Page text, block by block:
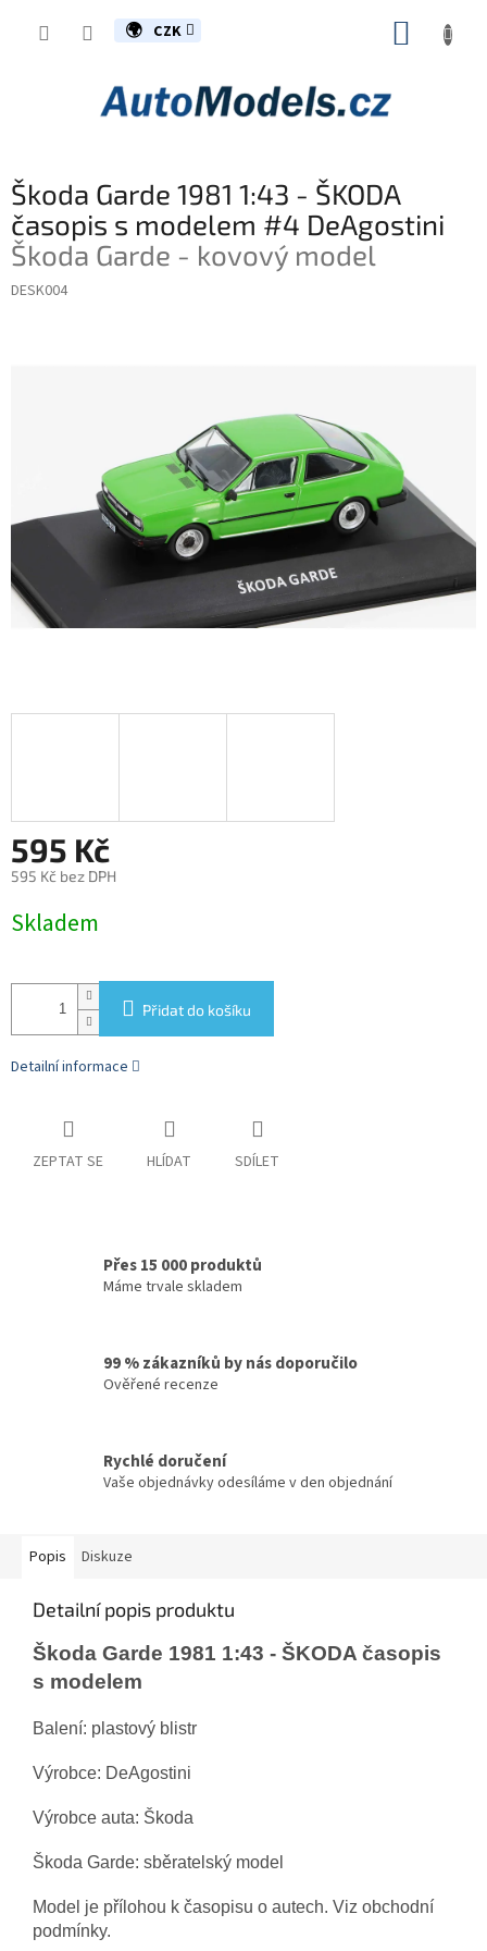
CZK
Škoda Garde 1981 1:43 - ŠKODA
časopis s modelem #4 DeAgostini
Škoda Garde - kovový model
DESK004
595 Kč
595 Kč bez DPH
cena:
Skladem
Přidat do košíku
Detailní informace
ZEPTAT SE HLÍDAT SDÍLET
Přes 15 000 produktů
Máme trvale skladem
99 % zákazníků by nás doporučilo
Ověřené recenze
Rychlé doručení
Vaše objednávky odesíláme v den objednání
Popis Diskuze
Detailní popis produktu
Škoda Garde 1981 1:43 - ŠKODA časopis
s modelem
Balení: plastový blistr
Výrobce: DeAgostini
Výrobce auta: Škoda
Škoda Garde: sběratelský model
Model je přílohou k časopisu o autech. Viz obchodní
podmínky.